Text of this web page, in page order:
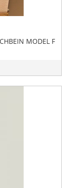
MODEL F